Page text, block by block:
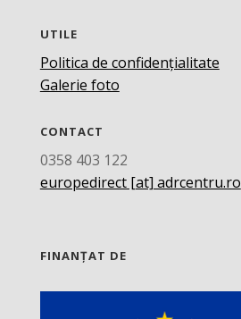
UTILE
Politica de confidențialitate
Galerie foto
CONTACT
0358 403 122
europedirect [at] adrcentru.ro
FINANȚAT DE